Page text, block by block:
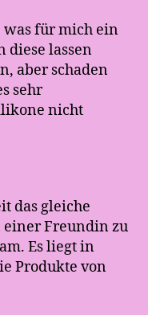
für mich ein
diese lassen
aber schaden
sehr
nicht
das gleiche
einer Freundin zu
Es liegt in
Produkte von